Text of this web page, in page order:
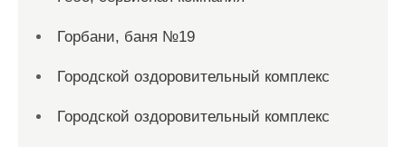
Горбани, баня №19
Городской оздоровительный комплекс
Городской оздоровительный комплекс